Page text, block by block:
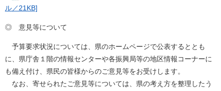
ル／21KB]
◎ 意見等について
予算要求状況については、県のホームページで公表するととも
に、県庁舎１階の情報センターや各振興局等の地区情報コーナーに
も備え付け、県民の皆様からのご意見等をお受けします。
なお、寄せられたご意見等については、県の考え方を整理したう